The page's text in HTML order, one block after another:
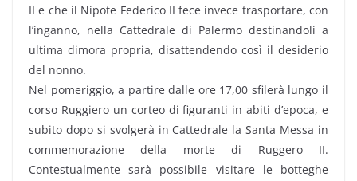
II e che il Nipote Federico II fece invece trasportare, con
l’inganno, nella Cattedrale di Palermo destinandoli a
ultima dimora propria, disattendendo così il desiderio
del nonno.
Nel pomeriggio, a partire dalle ore 17,00 sfilerà lungo il
corso Ruggiero un corteo di figuranti in abiti d’epoca, e
subito dopo si svolgerà in Cattedrale la Santa Messa in
commemorazione della morte di Ruggero II.
Contestualmente sarà possibile visitare le botteghe